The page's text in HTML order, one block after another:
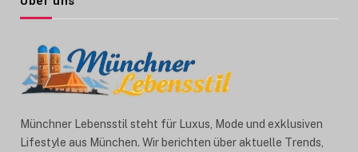
Münchner Lebensstil steht für Luxus, Mode und exklusiven
Lifestyle aus München. Wir berichten über aktuelle Trends,